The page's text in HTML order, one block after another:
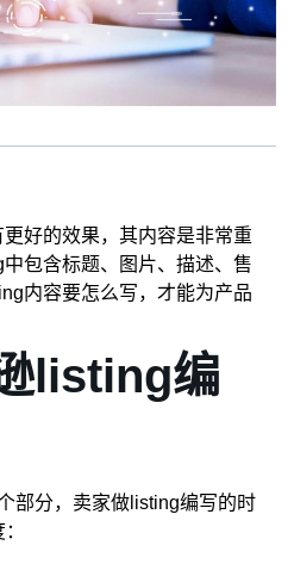
好的效果，其内容是非常重
包含标题、图片、描述、售
内容要怎么写，才能为产品
listing编
部分，卖家做listing编写的时